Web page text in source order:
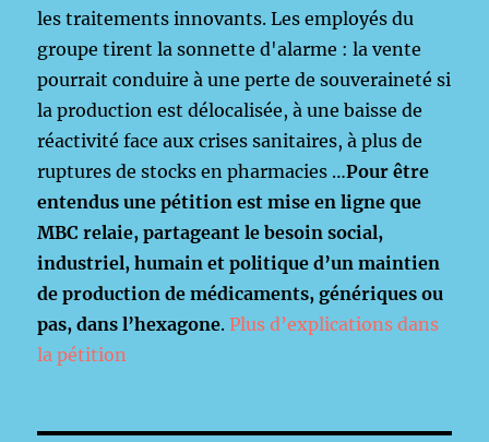
les traitements innovants. Les employés du
groupe tirent la sonnette d'alarme : la vente
pourrait conduire à une perte de souveraineté si
la production est délocalisée, à une baisse de
réactivité face aux crises sanitaires, à plus de
ruptures de stocks en pharmacies …Pour être
entendus une pétition est mise en ligne que
MBC relaie, partageant le besoin social,
industriel, humain et politique d’un maintien
de production de médicaments, génériques ou
pas, dans l’hexagone. Plus d’explications dans
la pétition